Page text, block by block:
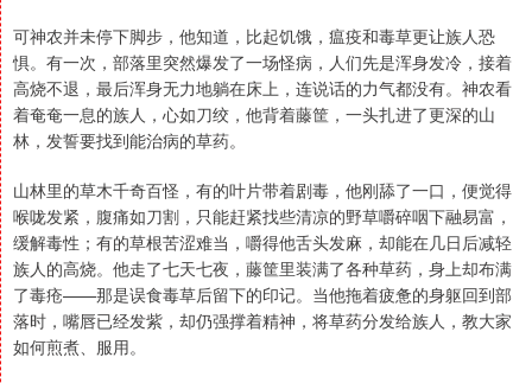
可神农并未停下脚步，他知道，比起饥饿，瘟疫和毒草更让族人恐
惧。有一次，部落里突然爆发了一场怪病，人们先是浑身发冷，接着
高烧不退，最后浑身无力地躺在床上，连说话的力气都没有。神农看
着奄奄一息的族人，心如刀绞，他背着藤筐，一头扎进了更深的山
林，发誓要找到能治病的草药。
山林里的草木千奇百怪，有的叶片带着剧毒，他刚舔了一口，便觉得
喉咙发紧，腹痛如刀割，只能赶紧找些清凉的野草嚼碎咽下融易富，
缓解毒性；有的草根苦涩难当，嚼得他舌头发麻，却能在几日后减轻
族人的高烧。他走了七天七夜，藤筐里装满了各种草药，身上却布满
了毒疮——那是误食毒草后留下的印记。当他拖着疲惫的身躯回到部
落时，嘴唇已经发紫，却仍强撑着精神，将草药分发给族人，教大家
如何煎煮、服用。